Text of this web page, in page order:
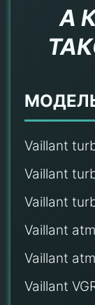
А
Vaillant
Vaillant
Vaillant
Vaillant
Vaillant
Vaillant